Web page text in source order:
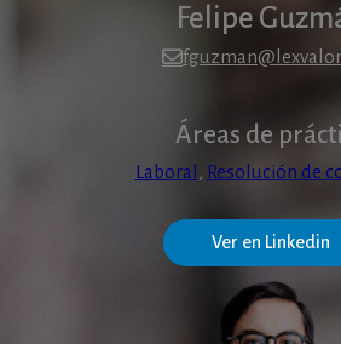
Felipe
Áreas de
Laboral Resolución de